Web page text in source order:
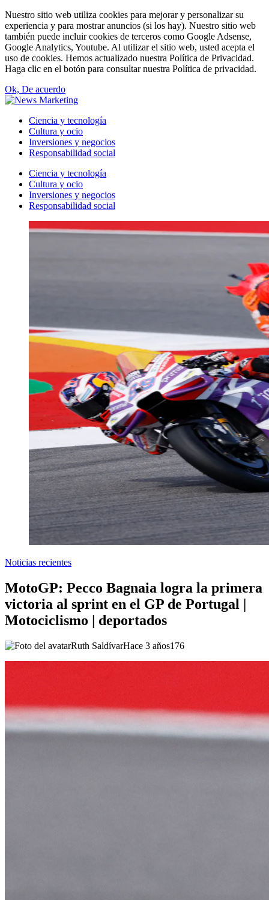
Nuestro sitio web utiliza cookies para mejorar y personalizar su
experiencia y para mostrar anuncios (si los hay). Nuestro sitio web
también puede incluir cookies de terceros como Google Adsense,
Google Analytics, Youtube. Al utilizar el sitio web, usted acepta el
uso de cookies. Hemos actualizado nuestra Política de Privacidad.
Haga clic en el botón para consultar nuestra Política de privacidad.
Ok, De acuerdo
Ciencia y tecnología
Cultura y ocio
Inversiones y negocios
Responsabilidad social
Ciencia y tecnología
Cultura y ocio
Inversiones y negocios
Responsabilidad social
Noticias recientes
MotoGP: Pecco Bagnaia logra la primera
victoria al sprint en el GP de Portugal |
Motociclismo | deportados
Ruth SaldívarHace 3 años176